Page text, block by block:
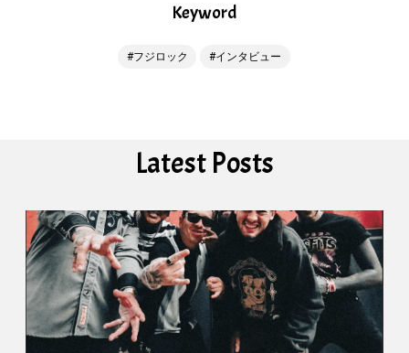
Keyword
フジロック インタビュー
Latest Posts